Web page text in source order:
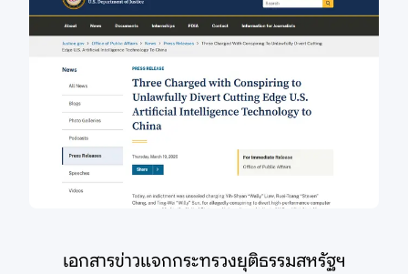
เอกสารข่าวแจกกระทรวงยุติธรรมสหรัฐฯ